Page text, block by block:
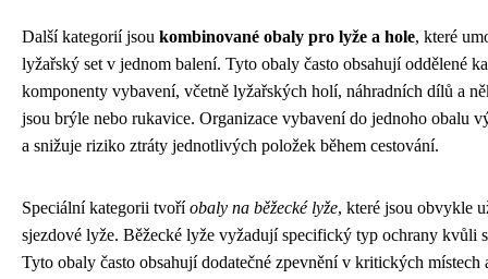
Další kategorií jsou kombinované obaly pro lyže a hole, které
lyžařský set v jednom balení. Tyto obaly často obsahují oddělené
komponenty vybavení, včetně lyžařských holí, náhradních dílů a
jsou brýle nebo rukavice. Organizace vybavení do jednoho obalu
a snižuje riziko ztráty jednotlivých položek během cestování.
Speciální kategorii tvoříobaly na běžecké lyže, které jsou obvykle
sjezdové lyže. Běžecké lyže vyžadují specifický typ ochrany kvůli
Tyto obaly často obsahují dodatečné zpevnění v kritických místech